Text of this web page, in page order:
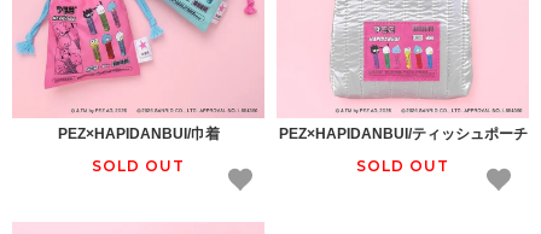
PEZ×HAPIDANBUI/巾着
SOLD OUT
PEZ×HAPIDANBUI/ティッシュポーチ
SOLD OUT